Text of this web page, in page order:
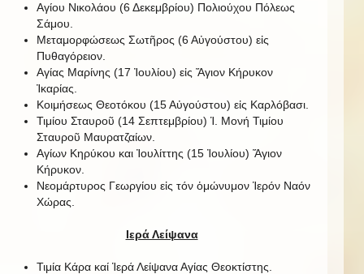
Αγίου Νικολάου (6 Δεκεμβρίου) Πολιούχου Πόλεως
Σάμου.
Μεταμορφώσεως Σωτῆρος (6 Αὐγούστου) εἰς
Πυθαγόρειον.
Αγίας Μαρίνης (17 Ἰουλίου) εἰς Ἅγιον Κήρυκον
Ἰκαρίας.
Κοιμήσεως Θεοτόκου (15 Αὐγούστου) εἰς Καρλόβασι.
Τιμίου Σταυροῦ (14 Σεπτεμβρίου) Ἱ. Μονή Τιμίου
Σταυροῦ Μαυρατζαίων.
Αγίων Κηρύκου και Ἰουλίττης (15 Ἰουλίου) Ἅγιον
Κήρυκον.
Νεομάρτυρος Γεωργίου εἰς τόν ὁμώνυμον Ἱερόν Ναόν
Χώρας.
Ιερά Λείψανα
Τιμία Κάρα καί Ἱερά Λείψανα Αγίας Θεοκτίστης.